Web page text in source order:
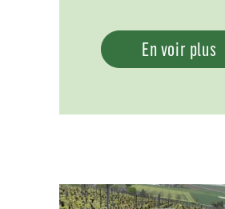
En voir plus